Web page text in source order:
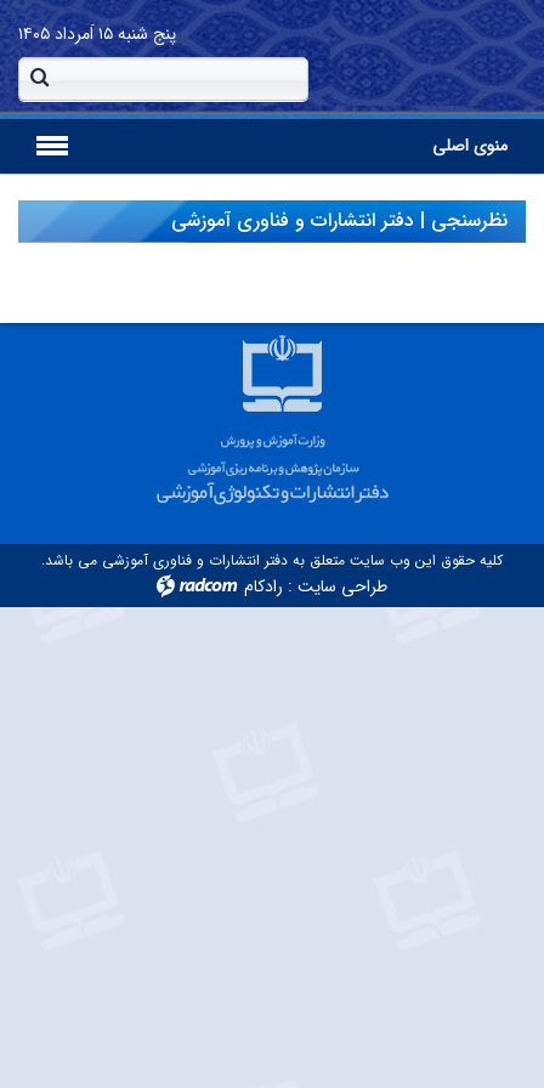
پنج شنبه۱۵ اَمرداد ۱۴۰۵
منوی اصلی
نظرسنجی | دفتر انتشارات و فناوری آموزشی
کلیه حقوق این وب سایت متعلق به دفتر انتشارات و فناوری آموزشی می باشد.
طراحی سایت : رادکام radcom